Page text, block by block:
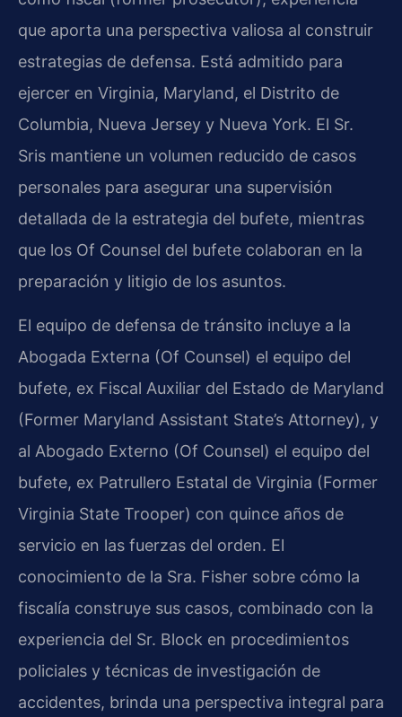
que aporta una perspectiva valiosa al construir
estrategias de defensa. Está admitido para
ejercer en Virginia, Maryland, el Distrito de
Columbia, Nueva Jersey y Nueva York. El Sr.
Sris mantiene un volumen reducido de casos
personales para asegurar una supervisión
detallada de la estrategia del bufete, mientras
que los Of Counsel del bufete colaboran en la
preparación y litigio de los asuntos.
El equipo de defensa de tránsito incluye a la
Abogada Externa (Of Counsel) el equipo del
bufete, ex Fiscal Auxiliar del Estado de Maryland
(Former Maryland Assistant State’s Attorney), y
al Abogado Externo (Of Counsel) el equipo del
bufete, ex Patrullero Estatal de Virginia (Former
Virginia State Trooper) con quince años de
servicio en las fuerzas del orden. El
conocimiento de la Sra. Fisher sobre cómo la
fiscalía construye sus casos, combinado con la
experiencia del Sr. Block en procedimientos
policiales y técnicas de investigación de
accidentes, brinda una perspectiva integral para